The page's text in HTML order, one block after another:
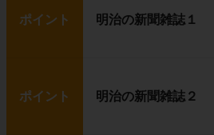
ポイント 明治の新聞雑誌１
ポイント 明治の新聞雑誌２